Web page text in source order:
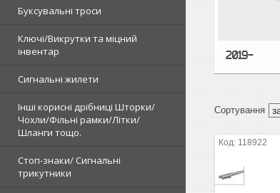
Буксувальні троси
Ключі/Викрутки та міцний
інвентар
Сигнальні жилети
Інші корисні дрібниці Шторки/
Чохли/Фільні рамки/Літки/
Шланги тощо.
Стоп-знаки/ Сигнальні
трикутники
2019-
118922